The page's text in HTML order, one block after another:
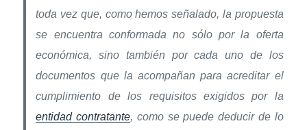
toda vez que, como hemos señalado, la propuesta
se encuentra conformada no sólo por la oferta
económica, sino también por cada uno de los
documentos que la acompañan para acreditar el
cumplimiento de los requisitos exigidos por la
entidad contratante, como se puede deducir de lo